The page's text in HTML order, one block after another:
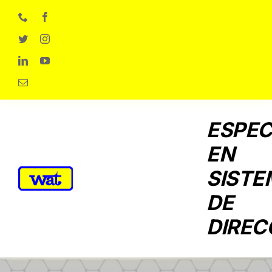
content
EN
DE